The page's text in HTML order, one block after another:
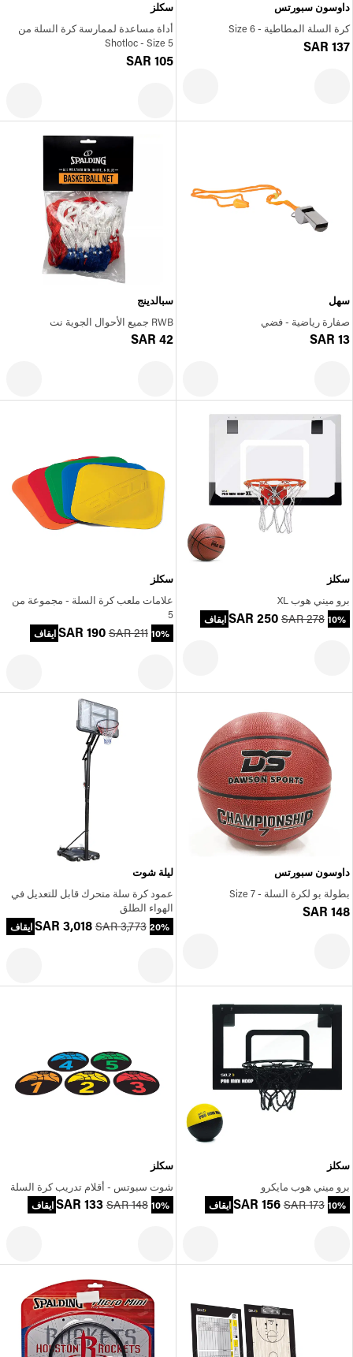
داوسون سبورتس
كرة السلة المطاطية - Size 6
SAR 137
سكلز
أداة مساعدة لممارسة كرة السلة من
Shotloc - Size 5
SAR 105
سهل
صفارة رياضية - فضي
SAR 13
سبالدينج
RWB جميع الأحوال الجوية نت
SAR 42
سكلز
برو ميني هوب XL
SAR 250 SAR 278 10% ايقاف
سكلز
علامات ملعب كرة السلة - مجموعة من
5
SAR 190 SAR 211 10% ايقاف
داوسون سبورتس
بطولة بو لكرة السلة - Size 7
SAR 148
ليلة شوت
عمود كرة سلة متحرك قابل للتعديل في
الهواء الطلق
SAR 3,018 SAR 3,773 20% ايقاف
سكلز
برو ميني هوب مايكرو
SAR 156 SAR 173 10% ايقاف
سكلز
شوت سبوتس - أقلام تدريب كرة السلة
SAR 133 SAR 148 10% ايقاف